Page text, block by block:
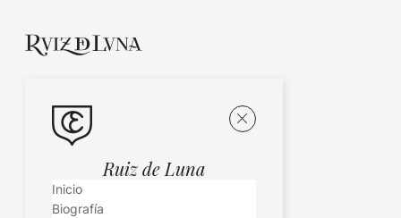
Ruiz de Luna
Inicio
Biografía